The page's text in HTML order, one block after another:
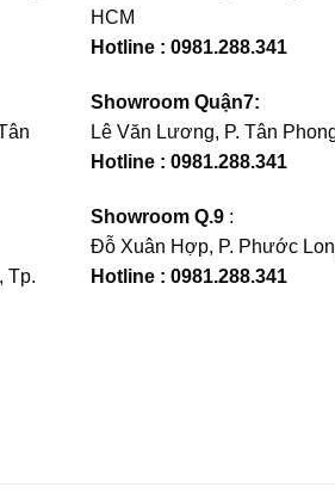
Tp.
HCM
Hotline : 0981.288.341
Showroom Quận7:
Lê Văn Lương, P. Tân
Hotline : 0981.288.341
Showroom Q.9:
Đỗ Xuân Hợp, P. Phước
Hotline : 0981.288.341